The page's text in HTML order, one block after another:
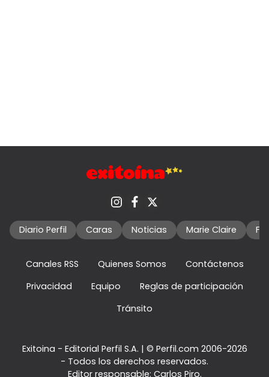
Diario Perfil Caras Noticias Marie Claire
Canales RSS Quienes Somos
Contáctenos
Privacidad
Equipo
Reglas de participación
Tránsito
Exitoina - Editorial Perfil S.A. | © Perfil.com 2006-2026
- Todos los derechos reservados.
Editor responsable: Carlos Piro.